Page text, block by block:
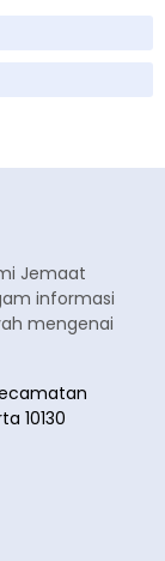
Jemaat
informasi
mengenai
10130